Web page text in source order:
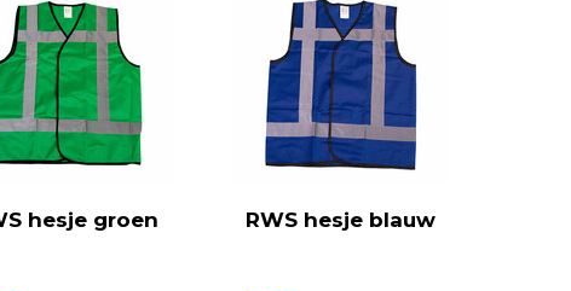
hesje groen RWS hesje blauw